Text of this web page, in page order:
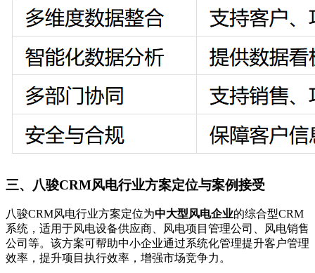
三、八骏CRM风电行业方案定位与案例接受
八骏CRM风电行业方案定位为中大型风电企业的综合型CRM
系统，适用于风电设备供应商、风电项目管理公司、风电销售
公司等。该方案可帮助中小企业通过系统化管理提升客户管理
效率，提升项目执行效率，增强市场竞争力。